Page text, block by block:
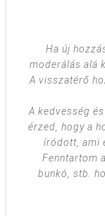
Ha új
moderálás alá
A visszatérő
A kedvesség
érzed, hogy a
íródott, ami
Fenntartom
bunkó, stb.